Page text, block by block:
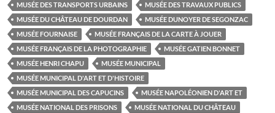
MUSÉE DES TRANSPORTS URBAINS
MUSÉE DES TRAVAUX PUBLICS
MUSÉE DU CHÂTEAU DE DOURDAN
MUSÉE DUNOYER DE SEGONZAC
MUSÉE FOURNAISE
MUSÉE FRANÇAIS DE LA CARTE À JOUER
MUSÉE FRANÇAIS DE LA PHOTOGRAPHIE
MUSÉE GATIEN BONNET
MUSÉE HENRI CHAPU
MUSÉE MUNICIPAL
MUSÉE MUNICIPAL D'ART ET D'HISTOIRE
MUSÉE MUNICIPAL DES CAPUCINS
MUSÉE NAPOLÉONIEN D'ART ET
MUSÉE NATIONAL DES PRISONS
MUSÉE NATIONAL DU CHÂTEAU